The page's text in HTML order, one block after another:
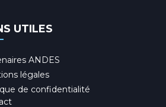
UTILES
ANDES
légales
de confidentialité